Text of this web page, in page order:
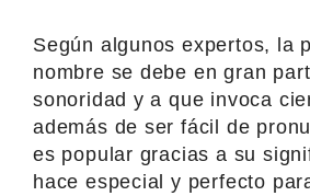
Según algunos expertos, la
nombre se debe en gran
sonoridad y a que invoca
además de ser fácil de
es popular gracias a su
hace especial y perfecto